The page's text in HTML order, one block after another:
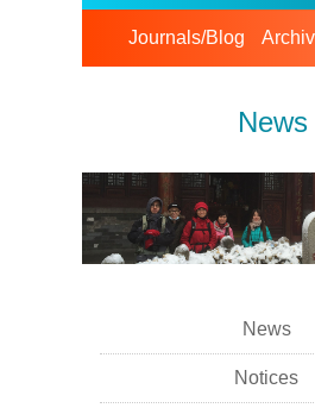
Journals/Blog
News
News
Notices